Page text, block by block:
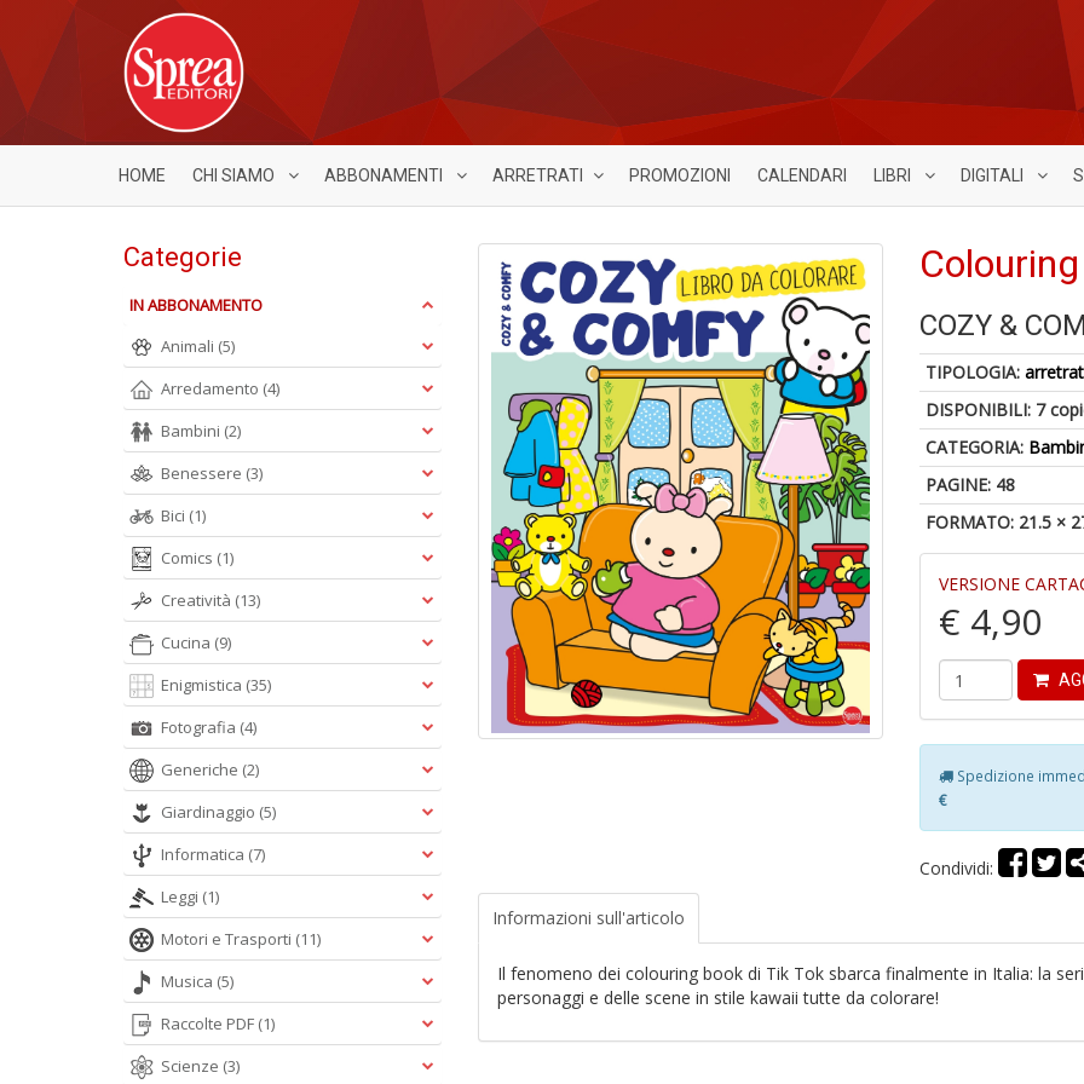
HOME CHI SIAMO ABBONAMENTI ARRETRATI PROMOZIONI CALENDARI LIBRI DIGITALI
COZY &
TIPOLOGIA:
DISPONIBILI: 7
CATEGORIA:
PAGINE: 48
FORMATO: 21.5 ×
VERSIONE
€ 4,90
Spedizione
€
Condividi:
Informazioni sull'articolo
Il fenomeno dei colouring book di Tik Tok sbarca finalmente in Italia: la
personaggi e delle scene in stile kawaii tutte da colorare!
Categorie
IN ABBONAMENTO
Animali (5)
Arredamento (4)
Bambini (2)
Benessere (3)
Bici (1)
Comics (1)
Creatività (13)
Cucina (9)
Enigmistica (35)
Fotografia (4)
Generiche (2)
Giardinaggio (5)
Informatica (7)
Leggi (1)
Motori e Trasporti (11)
Musica (5)
Raccolte PDF (1)
Scienze (3)